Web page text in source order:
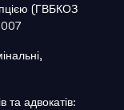
(ГВБКОЗ
та адвокатів: